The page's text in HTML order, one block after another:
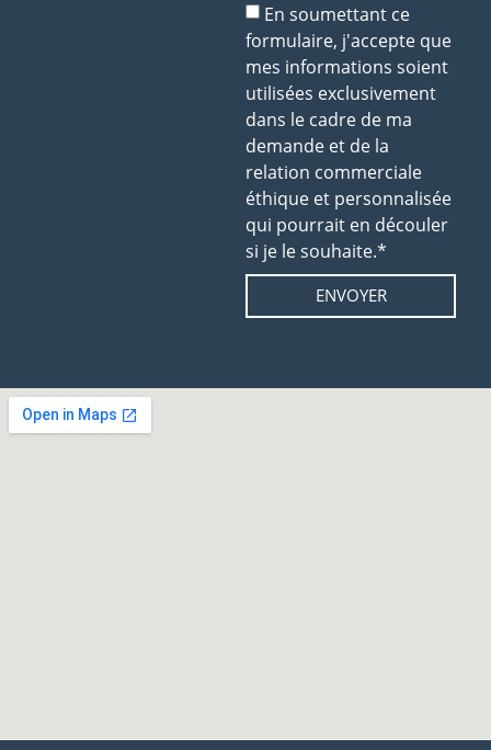
En soumettant ce
formulaire, j'accepte que
mes informations soient
utilisées exclusivement
dans le cadre de ma
demande et de la
relation commerciale
éthique et personnalisée
qui pourrait en découler
si je le souhaite.*
ENVOYER